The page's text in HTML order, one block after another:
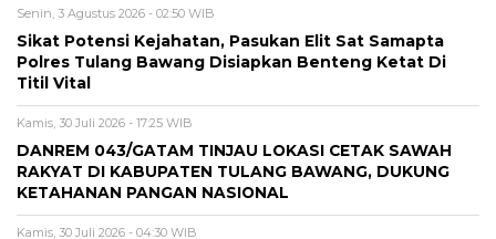
Senin, 3 Agustus 2026 - 02:50 WIB
Sikat Potensi Kejahatan, Pasukan Elit Sat Samapta
Polres Tulang Bawang Disiapkan Benteng Ketat Di
Titil Vital
Kamis, 30 Juli 2026 - 17:25 WIB
DANREM 043/GATAM TINJAU LOKASI CETAK SAWAH
RAKYAT DI KABUPATEN TULANG BAWANG, DUKUNG
KETAHANAN PANGAN NASIONAL
Kamis, 30 Juli 2026 - 04:30 WIB